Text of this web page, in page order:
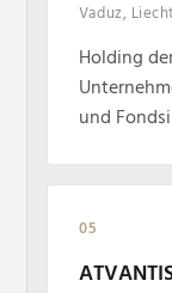
Vaduz,
Holding
und
05